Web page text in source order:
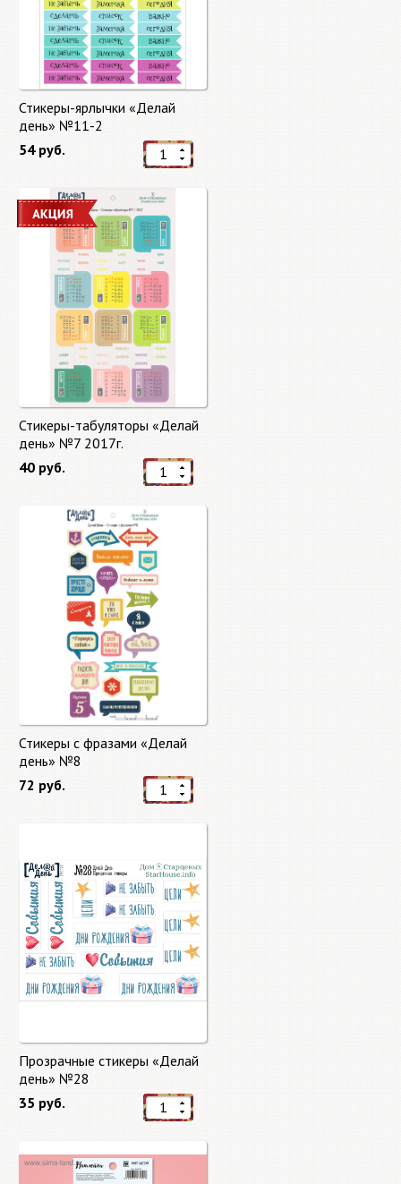
Стикеры-ярлычки «Делай
день» №11-2
54 руб.
Стикеры-табуляторы «Делай
день» №7 2017г.
40 руб.
Стикеры с фразами «Делай
день» №8
72 руб.
Прозрачные стикеры «Делай
день» №28
35 руб.